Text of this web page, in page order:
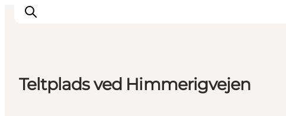
Teltplads ved Himmerigvejen